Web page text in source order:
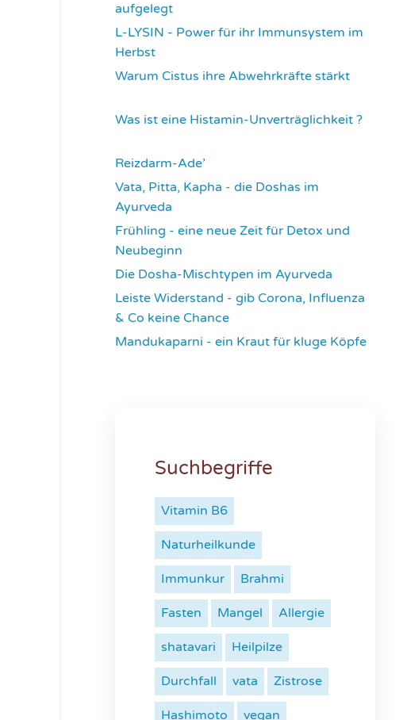
aufgelegt
L-LYSIN - Power für ihr Immunsystem im
Herbst
Warum Cistus ihre Abwehrkräfte stärkt
Was ist eine Histamin-Unverträglichkeit ?
Reizdarm-Ade’
Vata, Pitta, Kapha - die Doshas im
Ayurveda
Frühling - eine neue Zeit für Detox und
Neubeginn
Die Dosha-Mischtypen im Ayurveda
Leiste Widerstand - gib Corona, Influenza
& Co keine Chance
Mandukaparni - ein Kraut für kluge Köpfe
Suchbegriffe
Vitamin B6
Naturheilkunde
Immunkur Brahmi
Fasten Mangel Allergie
shatavari Heilpilze
Durchfall vata Zistrose
Hashimoto vegan